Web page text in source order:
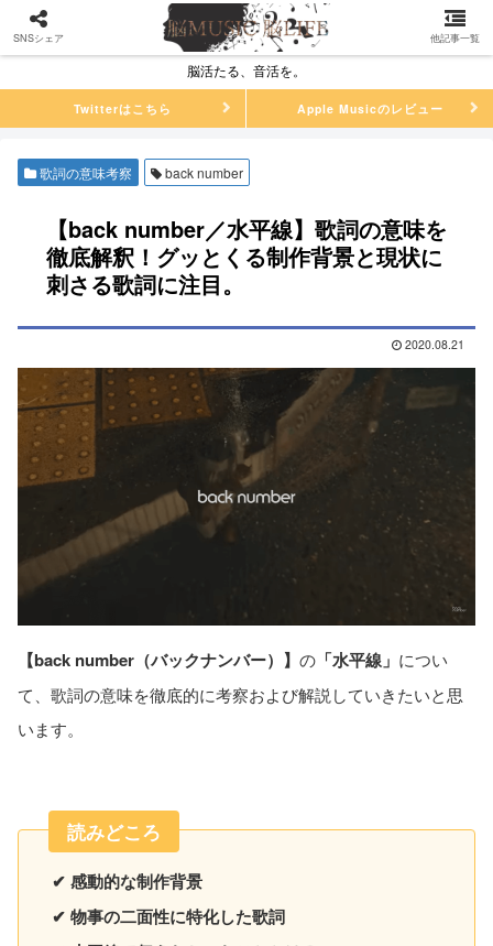
脳活たる、音活を。
Twitterはこちら Apple Musicのレビュー
歌詞の意味考察 back number
【back number／水平線】歌詞の意味を
徹底解釈！グッとくる制作背景と現状に
刺さる歌詞に注目。
2020.08.21
【back number（バックナンバー）】 の 「水平線」 につい
て、歌詞の意味を徹底的に考察および解説していきたいと思
います。
読みどころ
✔ 感動的な制作背景
✔ 物事の二面性に特化した歌詞
SNSシェア 他記事一覧